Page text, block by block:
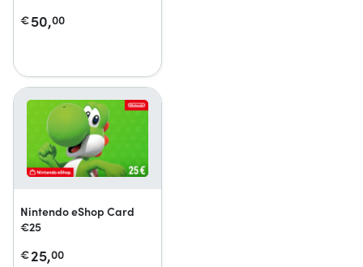
€50,00
Nintendo eShop Card
€25
€25,00